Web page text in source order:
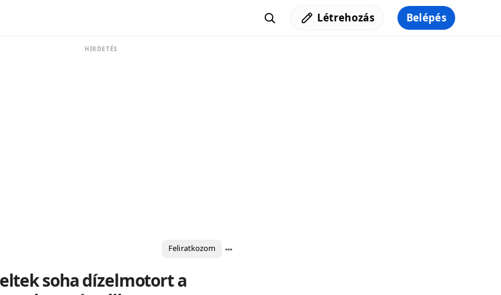
Létrehozás Belépés
HIRDETÉS
Feliratkozom
soha dízelmotort a